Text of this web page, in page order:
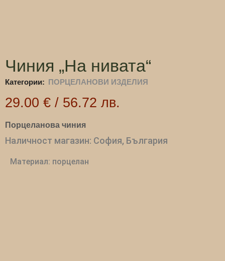
Чиния „На нивата“
Категории: ПОРЦЕЛАНОВИ ИЗДЕЛИЯ
29.00 € / 56.72 лв.
Порцеланова чиния
Наличност магазин: София, България
Материал: порцелан